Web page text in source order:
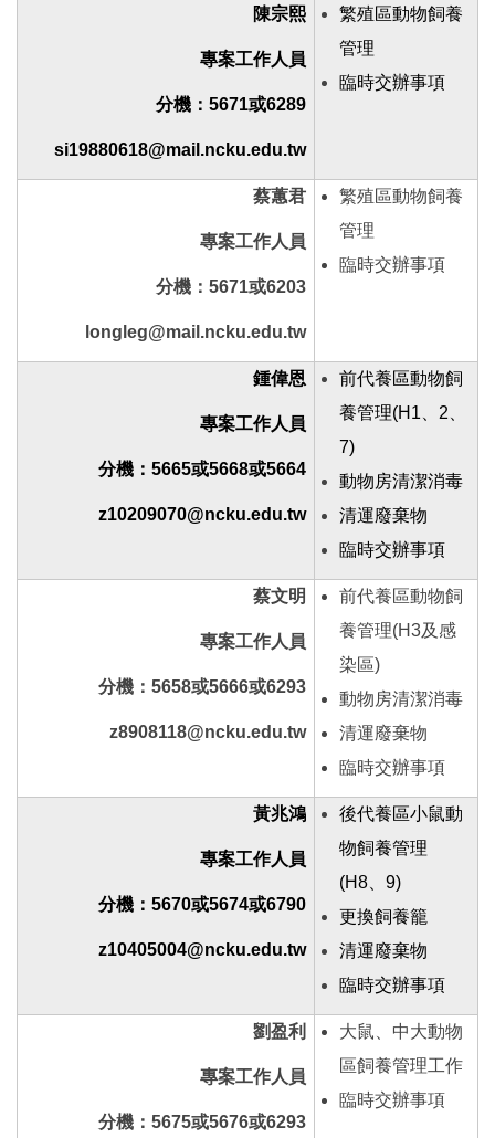
陳宗熙
專案工作人員
分機：5671或6289
si19880618@mail.ncku.edu.tw
繁殖區動物飼養
管理
臨時交辦事項
蔡蕙君
專案工作人員
分機：5671或6203
longleg@mail.ncku.edu.tw
繁殖區動物飼養
管理
臨時交辦事項
鍾偉恩
專案工作人員
分機：5665或5668或5664
z10209070@ncku.edu.tw
前代養區動物飼
養管理(H1、2、
7)
動物房清潔消毒
清運廢棄物
臨時交辦事項
蔡文明
專案工作人員
分機：5658或5666或6293
z8908118@ncku.edu.tw
前代養區動物飼
養管理(H3及感
染區)
動物房清潔消毒
清運廢棄物
臨時交辦事項
黃兆鴻
專案工作人員
分機：5670或5674或6790
z10405004@ncku.edu.tw
後代養區小鼠動
物飼養管理
(H8、9)
更換飼養籠
清運廢棄物
臨時交辦事項
劉盈利
專案工作人員
分機：5675或5676或6293
大鼠、中大動物
區飼養管理工作
臨時交辦事項